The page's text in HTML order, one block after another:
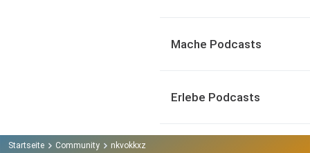
Mache Podcasts
Erlebe Podcasts
Startseite Community nkvokkxz